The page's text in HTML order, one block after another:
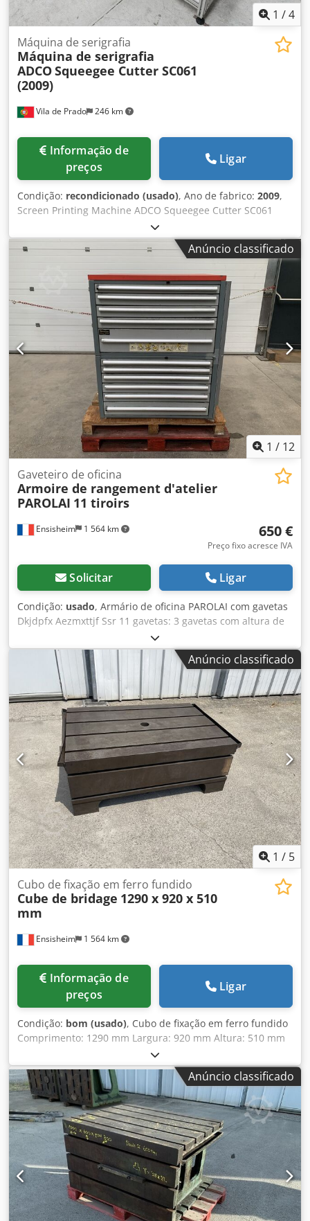
1 /4
Vila de Prado 246 km
Máquina de serigrafia
Máquina de serigrafia
ADCOSqueegee Cutter SC061
(2009)
preços
Ligar
Condição: recondicionado (usado), Ano de fabrico: 2009,
Screen Printing Machine ADCO Squeegee Cutter SC061
(2009). Sartech is a company specializing in solutions for
screen printing, automation, and robotics, and
manufactures UV (electronic) or hot air tunnels. Dkodpfx
Aexk T Hpef Sor * * Máquina de serigrafia ADCO Squeegee
Cutter SC061 (2009). Sartech é uma empresa especializada
em soluções para serigrafia, automação e robótica e
fabricação de túneis UV (eletrônico) ou de ar quente.
Anúncio classificado
1 / 12
Ensisheim 1 564 km
Gaveteiro de oficina
Armoire de rangement d'atelier
PAROLAI 11 tiroirs
650 €
Preço fixo acresce IVA
Solicitar Ligar
Condição: usado, Armário de oficina PAROLAI com gavetas
Dkjdpfx Aezmxttjf Ssr 11 gavetas: 3 gavetas com altura de
40 mm 6 gavetas com altura de 60 mm 1 gaveta com altura
de 150 mm 1 gaveta com altura de 90 mm Dimensões (C x
L x A): 910 x 720 x 1110 mm Peso: aprox. 150 kgAnúncio classificado
1 / 5
Ensisheim 1 564 km
Cubo de fixação em ferro fundido
Cube de bridage 1290 x 920 x 510
mm
preços
Ligar
Condição: bom (usado), Cubo de fixação em ferro fundido
Comprimento: 1290 mm Largura: 920 mm Altura: 510 mm
Dimensões das ranhuras em T: 42 x 25 mm 2 faces
ranhuradas Peso: aprox. 1 t Djdpfx Afozmw Tls Sskr
Anúncio classificado